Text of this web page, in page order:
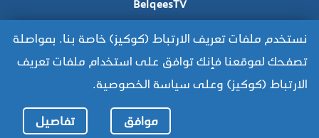
نستخدم ملفات تعريف الارتباط (كوكيز) خاصة بنا. بمواصلة
تصفحك لموقعنا فإنك توافق على استخدام ملفات تعريف
الارتباط (كوكيز) وعلى سياسة الخصوصية.
موافق تفاصيل
BelqeesTV
للوصول للموقع القديم:
https://www.old.belqees.net